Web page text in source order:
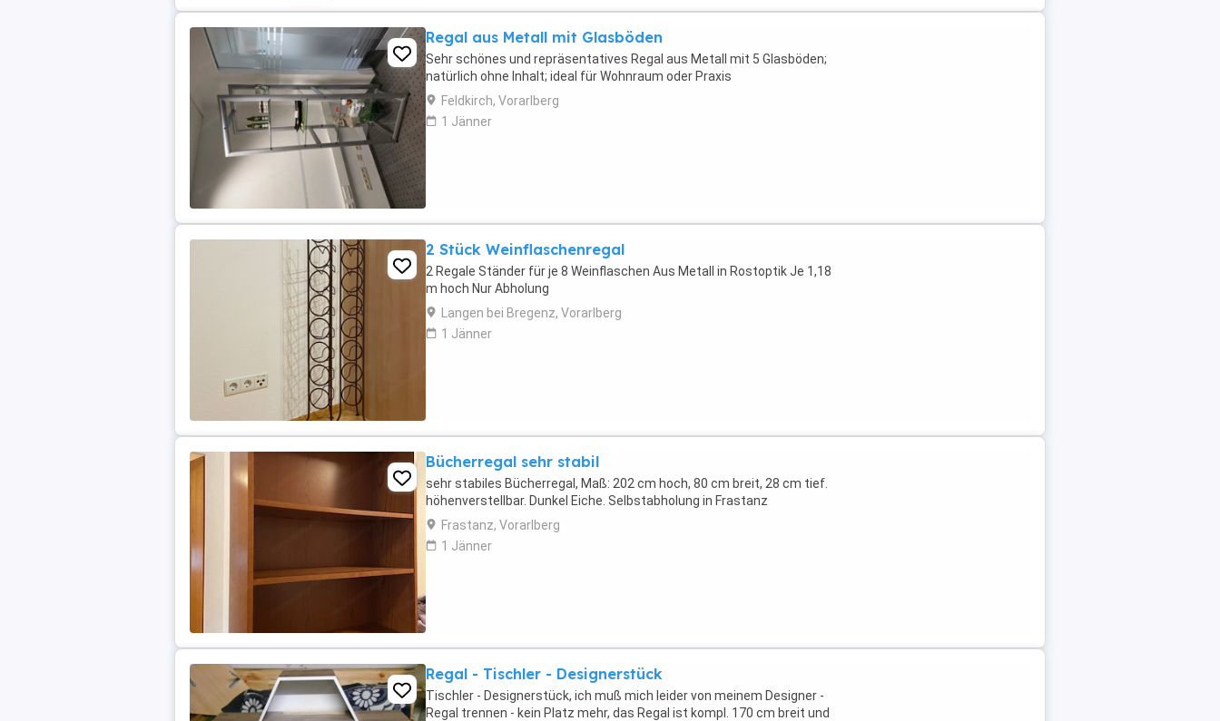
Regal aus Metall mit Glasböden
Sehr schönes und repräsentatives Regal aus Metall mit 5 Glasböden;
natürlich ohne Inhalt; ideal für Wohnraum oder Praxis
Feldkirch, Vorarlberg
1 Jänner
2 Stück Weinflaschenregal
2 Regale Ständer für je 8 Weinflaschen Aus Metall in Rostoptik Je 1,18
m hoch Nur Abholung
Langen bei Bregenz, Vorarlberg
1 Jänner
Bücherregal sehr stabil
sehr stabiles Bücherregal, Maß: 202 cm hoch, 80 cm breit, 28 cm tief.
höhenverstellbar. Dunkel Eiche. Selbstabholung in Frastanz
Frastanz, Vorarlberg
1 Jänner
Regal - Tischler - Designerstück
Tischler - Designerstück, ich muß mich leider von meinem Designer -
Regal trennen - kein Platz mehr, das Regal ist kompl. 170 cm breit und